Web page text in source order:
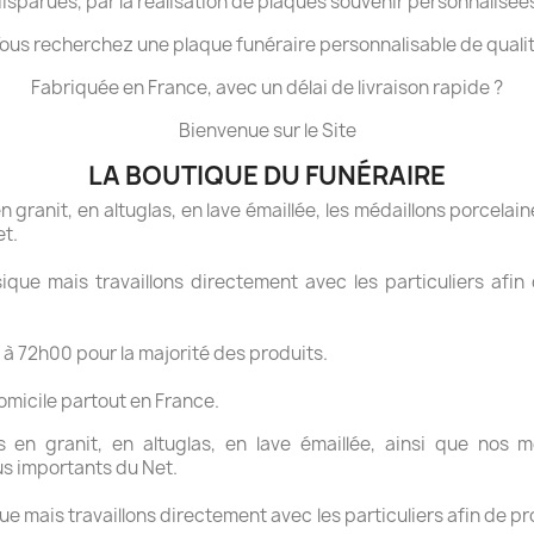
recherchez une plaque funéraire personnalisable de
Fabriquée en France, avec un délai de livraison rapide ?
Bienvenue sur le Site
LA BOUTIQUE DU FUNÉRAIRE
en altuglas, en lave émaillée, les médaillons
mais travaillons directement avec les particuliers
72h00 pour la majorité des produits.
partout en France.
en granit, en altuglas, en lave émaillée, ainsi que nos
importants du Net.
mais travaillons directement avec les particuliers afin de